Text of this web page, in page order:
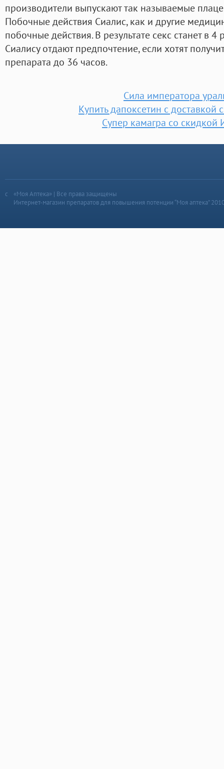
производители выпускают так называемые
Побочные действия Сиалис, как и другие
побочные действия. В результате секс станет в
Сиалису отдают предпочтение, если хотят
препарата до 36 часов.
Сила императора
Купить дапоксетин с доставкой
Супер камагра со скидкой
«Моя Аптека» | Все права защищены
Интернет-магазин препаратов для повышения потенции “Моя аптека”